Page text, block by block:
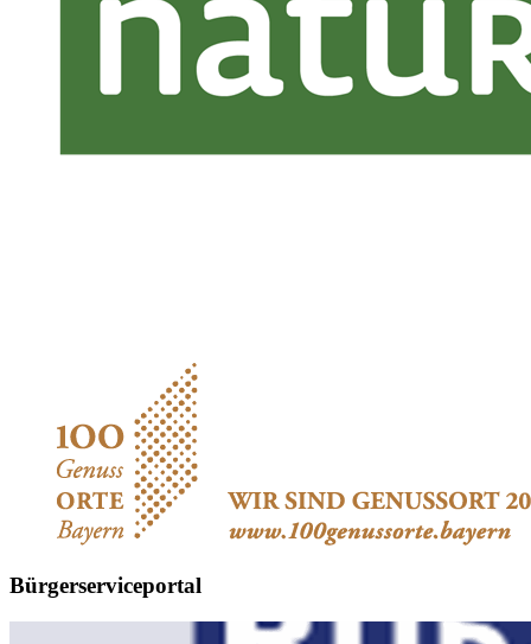
Bürgerserviceportal